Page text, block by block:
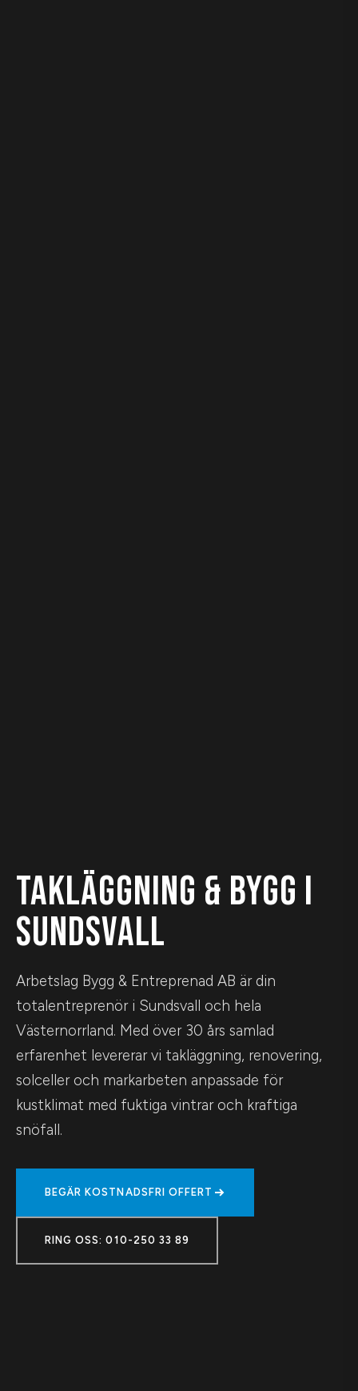
TAKLÄGGNING & BYGG I
SUNDSVALL
Arbetslag Bygg & Entreprenad AB är din
totalentreprenör i Sundsvall och hela
Västernorrland. Med över 30 års samlad
erfarenhet levererar vi takläggning, renovering,
solceller och markarbeten anpassade för
kustklimat med fuktiga vintrar och kraftiga
snöfall.
BEGÄR KOSTNADSFRI OFFERT
RING OSS: 010-250 33 89